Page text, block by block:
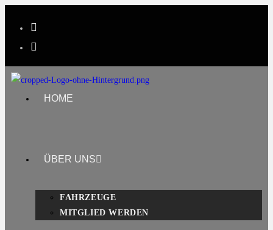
HOME
ÜBER UNS
FAHRZEUGE
MITGLIED WERDEN